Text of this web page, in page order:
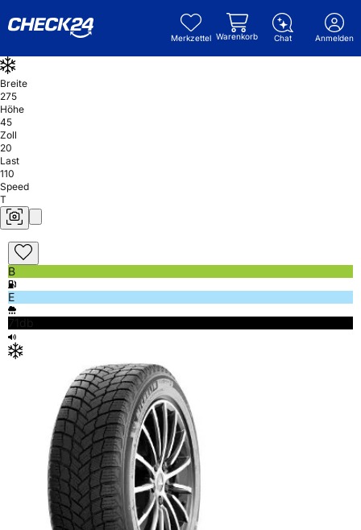
Merkzettel Warenkorb Chat Anmelden
Breite
275
Höhe
45
Zoll
20
Last
110
Speed
T
B
E
71db